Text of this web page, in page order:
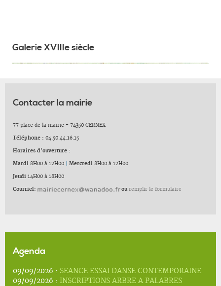
Galerie XVIIIe siècle
Contacter la mairie
77 place de la mairie - 74350 CERNEX
Téléphone : 04.50.44.16.15
Horaires d'ouverture :
Mardi 8H00 à 12H00 Mercredi 8H00 à 12H00
Jeudi 14H00 à 18H00
Courriel: ou remplir le formulaire
Agenda
09/09/2026 : SEANCE ESSAI DANSE CONTEMPORAINE
09/09/2026 : INSCRIPTIONS ARBRE A PALABRES